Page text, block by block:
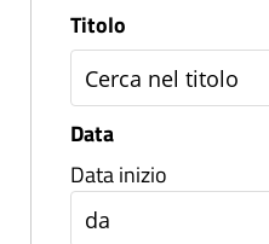
Titolo
Data
Data inizio